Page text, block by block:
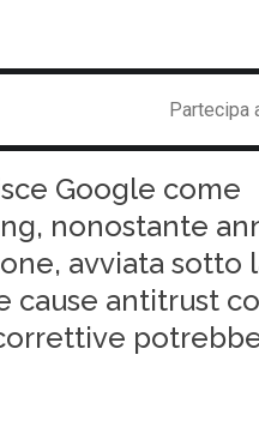
Partecipa
Google come
nonostante
avviata sotto
cause antitrust